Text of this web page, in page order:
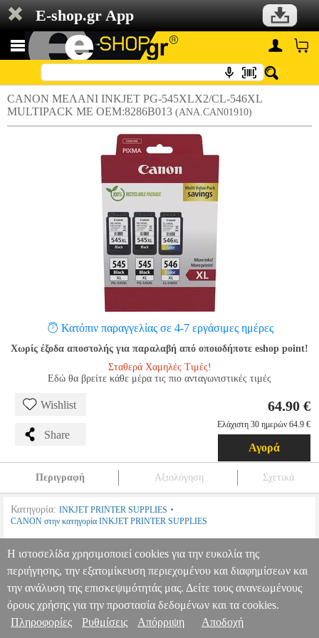
E-shop.gr App
CANON ΜΕΛΑΝΙ INKJET PG-545XLX2/CL-546XL
MULTIPACK ΜΕ OEM:8286B013 (ANA.CAN01910)
Κατόπιν παραγγελίας σε 4-7 εργάσιμες ημέρες
Χωρίς έξοδα αποστολής για παραλαβή από οποιοδήποτε eshop point!
Σταθερά Χαμηλές Τιμές!
Εδώ θα βρείτε κάθε μέρα τις πιο ανταγωνιστικές τιμές
Wishlist
Share
64.90 €
Ελάχιστη 30 ημερών 64.9 €
Αγορά
Περιγραφή Αξιολόγηση Σχετικά
Κατηγορία: INKJET PRINTER SUPPLIES •
CANON στην κατηγορία INKJET PRINTER SUPPLIES
• OEM:8286B013
CANON ΜΕΛΑΝΙ INKJET PG-545XLX2/CL-546XL
MULTIPACK ΜΕ OEM:8286B013ANA.CAN01910
ANA.CAN01910 CANON CANON INKJET PRINTER
SUPPLIES Κατηγορία: INKJET PRINTER SUPPLIES
•CANON στην κατηγορία INKJET PRINTER SUPPLIES • OEM:
Πληροφορίες & Υπηρεσίες >
Η ιστοσελίδα χρησιμοποιεί cookies για την ευκολία της
περιήγησης, την εξατομίκευση περιεχομένου και διαφημίσεων και
την ανάλυση της επισκεψιμότητάς μας. Δείτε τους ανανεωμένους
όρους χρήσης για την προστασία δεδομένων και τα cookies.
Πληροφορίες
Ρυθμίσεις Απόρριψη Αποδοχή